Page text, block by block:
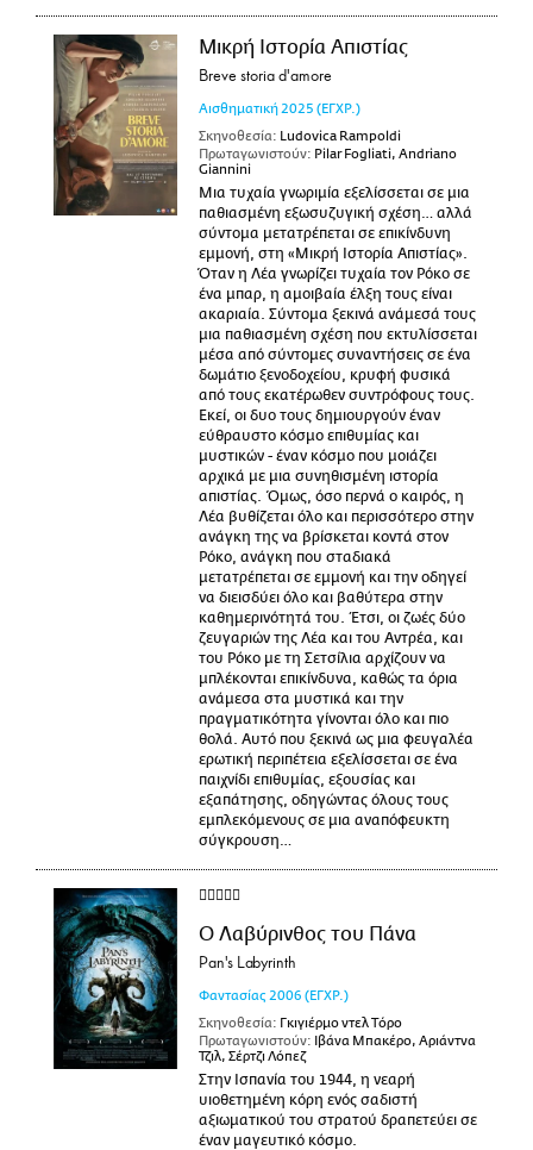
Μικρή Ιστορία Απιστίας
Breve storia d'amore
Αισθηματική 2025 (ΕΓΧΡ.)
Σκηνοθεσία: Ludovica Rampoldi
Πρωταγωνιστούν: Pilar Fogliati, Andriano
Giannini
Μια τυχαία γνωριμία εξελίσσεται σε μια
παθιασμένη εξωσυζυγική σχέση… αλλά
σύντομα μετατρέπεται σε επικίνδυνη
εμμονή, στη «Μικρή Ιστορία Απιστίας».
Όταν η Λέα γνωρίζει τυχαία τον Ρόκο σε
ένα μπαρ, η αμοιβαία έλξη τους είναι
ακαριαία. Σύντομα ξεκινά ανάμεσά τους
μια παθιασμένη σχέση που εκτυλίσσεται
μέσα από σύντομες συναντήσεις σε ένα
δωμάτιο ξενοδοχείου, κρυφή φυσικά
από τους εκατέρωθεν συντρόφους τους.
Εκεί, οι δυο τους δημιουργούν έναν
εύθραυστο κόσμο επιθυμίας και
μυστικών - έναν κόσμο που μοιάζει
αρχικά με μια συνηθισμένη ιστορία
απιστίας. Όμως, όσο περνά ο καιρός, η
Λέα βυθίζεται όλο και περισσότερο στην
ανάγκη της να βρίσκεται κοντά στον
Ρόκο, ανάγκη που σταδιακά
μετατρέπεται σε εμμονή και την οδηγεί
να διεισδύει όλο και βαθύτερα στην
καθημερινότητά του. Έτσι, οι ζωές δύο
ζευγαριών της Λέα και του Αντρέα, και
του Ρόκο με τη Σετσίλια αρχίζουν να
μπλέκονται επικίνδυνα, καθώς τα όρια
ανάμεσα στα μυστικά και την
πραγματικότητα γίνονται όλο και πιο
θολά. Αυτό που ξεκινά ως μια φευγαλέα
ερωτική περιπέτεια εξελίσσεται σε ένα
παιχνίδι επιθυμίας, εξουσίας και
εξαπάτησης, οδηγώντας όλους τους
εμπλεκόμενους σε μια αναπόφευκτη
σύγκρουση…
Ο Λαβύρινθος του Πάνα
Pan's Labyrinth
Φαντασίας 2006 (ΕΓΧΡ.)
Σκηνοθεσία: Γκιγιέρμο ντελ Τόρο
Πρωταγωνιστούν: Ιβάνα Μπακέρο, Αριάντνα
Τζιλ, Σέρτζι Λόπεζ
Στην Ισπανία του 1944, η νεαρή
υιοθετημένη κόρη ενός σαδιστή
αξιωματικού του στρατού δραπετεύει σε
έναν μαγευτικό κόσμο.